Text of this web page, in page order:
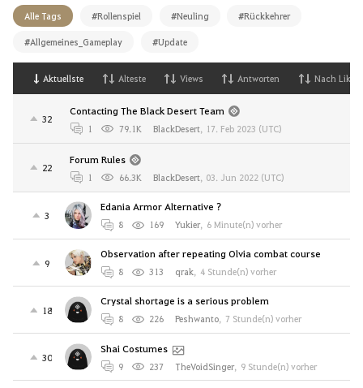
Alle Tags #Rollenspiel #Neuling #Rückkehrer
#Allgemeines_Gameplay #Update
Aktuellste Alteste Views Antworten Nach Likes
32
Contacting The Black Desert Team
1 79.1K BlackDesert, 17. Feb 2023 (UTC)
22
Forum Rules
1 66.3K BlackDesert, 03. Jun 2022 (UTC)
3
Edania Armor Alternative ?
8 169 Yukier, 6 Minute(n) vorher
9
Observation after repeating Olvia combat course
8 313 qrak, 4 Stunde(n) vorher
18
Crystal shortage is a serious problem
8 226 Peshwanto, 7 Stunde(n) vorher
30
Shai Costumes
9 237 TheVoidSinger, 9 Stunde(n) vorher